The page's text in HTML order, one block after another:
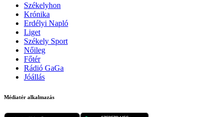
Székelyhon
Krónika
Erdélyi Napló
Liget
Székely Sport
Nőileg
Főtér
Rádió GaGa
Jóállás
Médiatér alkalmazás